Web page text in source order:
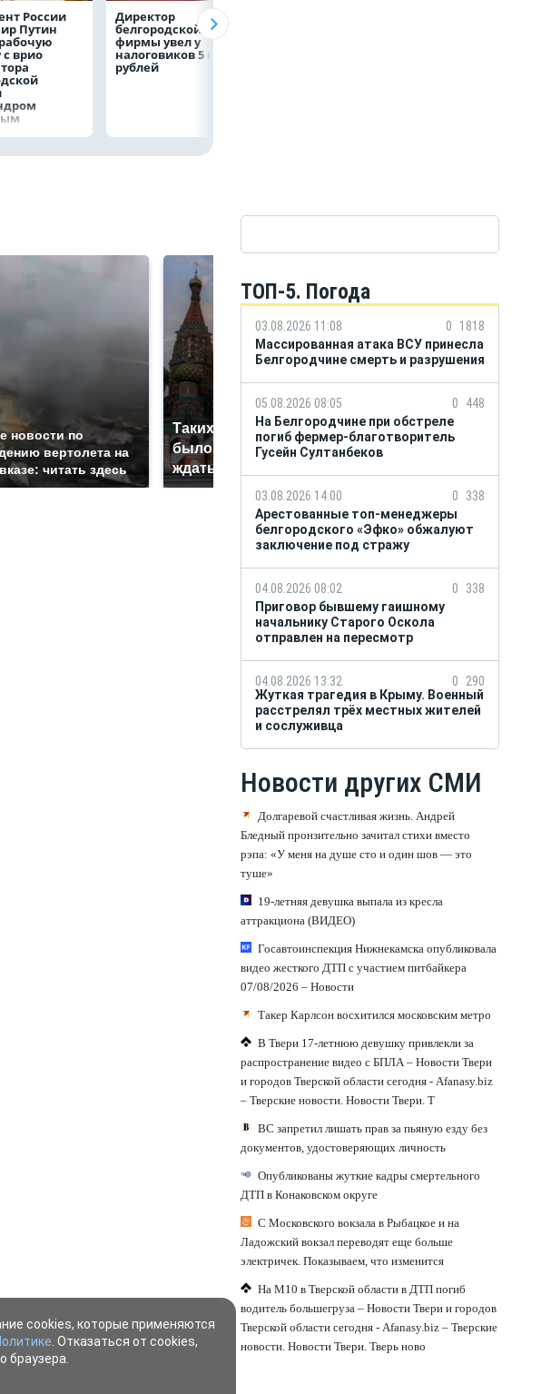
России
Путин
с врио
Директор
белгородской
фирмы увел у
налоговиков 5 млн
рублей
новости по
вертолета на
читать здесь
Таких событий не
было с 1945: чего
ждать всем нам?
В магазинах России
ажиотаж из-за этого
ТОП-5. Погода
03.08.2026 11:08 0
1818
Массированная атака ВСУ принесла
Белгородчине смерть и разрушения
05.08.2026 08:05 0
448
На Белгородчине при обстреле
погиб фермер-благотворитель
Гусейн Султанбеков
03.08.2026 14:00 0
338
Арестованные топ-менеджеры
белгородского «Эфко» обжалуют
заключение под стражу
04.08.2026 08:02 0
338
Приговор бывшему гаишному
начальнику Старого Оскола
отправлен на пересмотр
04.08.2026 13:32 0
290
Жуткая трагедия в Крыму. Военный
расстрелял трёх местных жителей
и сослуживца
Новости других СМИ
Долгаревой счастливая жизнь. Андрей
Бледный пронзительно зачитал стихи вместо
рэпа: «У меня на душе сто и один шов — это
туше»
19-летняя девушка выпала из кресла
аттракциона (ВИДЕО)
Госавтоинспекция Нижнекамска опубликовала
видео жесткого ДТП с участием питбайкера
07/08/2026 – Новости
Такер Карлсон восхитился московским метро
В Твери 17-летнюю девушку привлекли за
распространение видео с БПЛА – Новости Твери
и городов Тверской области сегодня - Afanasy.biz
– Тверские новости. Новости Твери. Т
ВС запретил лишать прав за пьяную езду без
документов, удостоверяющих личность
Опубликованы жуткие кадры смертельного
ДТП в Конаковском округе
С Московского вокзала в Рыбацкое и на
Ладожский вокзал переводят еще больше
электричек. Показываем, что изменится
На М10 в Тверской области в ДТП погиб
водитель большегруза – Новости Твери и городов
Тверской области сегодня - Afanasy.biz – Тверские
новости. Новости Твери. Тверь ново
cookies, которые применяются
. Отказаться от cookies,
браузера.